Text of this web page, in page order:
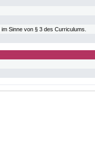
Sinne von § 3 des Curriculums.